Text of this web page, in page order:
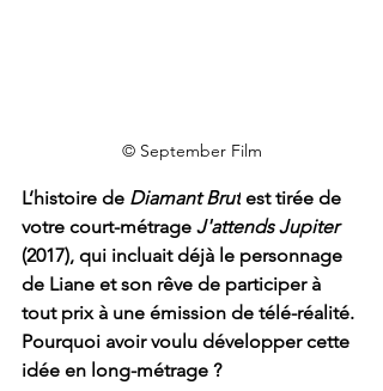
© September Film
L’histoire de Diamant Brut est tirée de
votre court-métrage J'attends Jupiter
(2017), qui incluait déjà le personnage
de Liane et son rêve de participer à
tout prix à une émission de télé-réalité.
Pourquoi avoir voulu développer cette
idée en long-métrage ?